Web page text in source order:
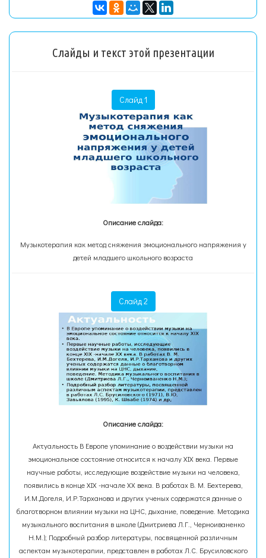
Слайды и текст этой презентации
Слайд 1
Описание слайда:
Музыкотерапия как метод сняжения эмоционального напряжения у
детей младшего школьного возраста
Слайд 2
Описание слайда:
Актуальность В Европе упоминание о воздействии музыки на
эмоциональное состояние относится к началу XIX века. Первые
научные работы, исследующие воздействие музыки на человека,
появились в конце XIX -начале XX века. В работах В. М. Бехтерева,
И.М.Догеля, И.Р.Тарханова и других ученых содержатся данные о
благотворном влиянии музыки на ЦНС, дыхание, поведение. Методика
музыкального воспитания в школе (Дмитриева Л.Г., Черноиваненко
Н.М.); Подробный разбор литературы, посвященной различным
аспектам музыкотерапии, представлен в работах Л.С. Брусиловского